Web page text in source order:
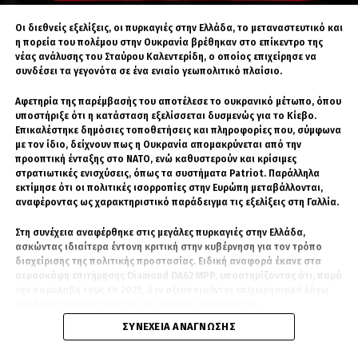
ΕΝΕΡΓΕΙΑΚΆ
ΗΠΑ
ΤΖΕΜ ΓΚΙΟΥΡΝΤΕΝΊΖ
ΤΟΥΡΚΊΑ
ΧΑΚ
Είναι ο άγνωστος Χ, αλλά φυσικό πρόσωπο που
βοηθάει στην παραγωγή ειδήσεων στο Geopolitico.gr,
αλλά και τη δημιουργία βίντεο στο κανάλι του Σάββα
Καλεντερίδη. Πολλοί τον χαρακτηρίζουν ως ανθρώπινο
πληροφοριών που αφομοιώνει καθημερινώς. Είναι
καταδρομέας με ειδικότητα Χειριστή Ασυρμάτων
Μέσων.
πιέσεις για λύση»
Ανατρέποντας μια διαδεδομένη εκτίμηση, ο Κύπριος αναλυτής δήλωσε
ότι δεν βλέπει καμία ουσιαστική πίεση από τις Ηνωμένες Πολιτείες για
Όπως είπε, η νέα κινητικότητα προέκυψε κυρίως λόγω εσωτερικών
πολιτικών εξελίξεων στην Κυπριακή Δημοκρατία και όχι επειδή
μεγάλες δυνάμεις επιδιώκουν άμεση διευθέτηση.
Αντίθετα, υποστήριξε ότι το Ισραήλ δεν θα επιθυμούσε μια λύση που
θα επέτρεπε στην Τουρκία να αποκτήσει μεγαλύτερη επιρροή στην
Κύπρο, καθώς κάτι τέτοιο θα επηρέαζε αρνητικά τον στρατηγικό
«Η λάθος συνταγή οδηγεί σε
τουρκοποίηση»
Ο Χαραλαμπίδης άσκησε συνολική κριτική στη φιλοσοφία των μέχρι
σήμερα διαπραγματεύσεων.
Οι διεθνείς εξελίξεις, οι πυρκαγιές στην Ελλάδα, το μεταναστευτικό και
η πορεία του πολέμου στην Ουκρανία βρέθηκαν στο επίκεντρο της
νέας ανάλυσης του Σταύρου Καλεντερίδη, ο οποίος επιχείρησε να
συνδέσει τα γεγονότα σε ένα ενιαίο γεωπολιτικό πλαίσιο.
Αφετηρία της παρέμβασής του αποτέλεσε το ουκρανικό μέτωπο, όπου
υποστήριξε ότι η κατάσταση εξελίσσεται δυσμενώς για το Κίεβο.
Επικαλέστηκε δημόσιες τοποθετήσεις και πληροφορίες που, σύμφωνα
με τον ίδιο, δείχνουν πως η Ουκρανία απομακρύνεται από την
προοπτική ένταξης στο ΝΑΤΟ, ενώ καθυστερούν και κρίσιμες
στρατιωτικές ενισχύσεις, όπως τα συστήματα Patriot. Παράλληλα
εκτίμησε ότι οι πολιτικές ισορροπίες στην Ευρώπη μεταβάλλονται,
αναφέροντας ως χαρακτηριστικό παράδειγμα τις εξελίξεις στη Γαλλία.
Στη συνέχεια αναφέρθηκε στις μεγάλες πυρκαγιές στην Ελλάδα,
ασκώντας ιδιαίτερα έντονη κριτική στην κυβέρνηση για τον τρόπο
διαχείρισης της πολιτικής προστασίας. Ειδική αναφορά έκανε στα
αεροσκάφη επιτήρησης Diamond DA62 MPP, υποστηρίζοντας ότι, παρά
ΣΥΝΈΧΕΙΑ ΑΝΆΓΝΩΣΗΣ